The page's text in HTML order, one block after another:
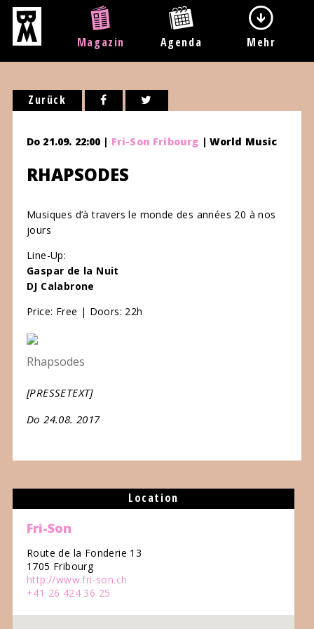
Magazin Agenda Mehr
Zurück
Do 21.09. 22:00 | Fri-Son Fribourg | World Music
RHAPSODES
Musiques d’à travers le monde des années 20 à nos
jours
Line-Up:
Gaspar de la Nuit
DJ Calabrone
Price: Free | Doors: 22h
Rhapsodes
[PRESSETEXT]
Do 24.08. 2017
Location
Fri-Son
Route de la Fonderie 13
1705 Fribourg
http://www.fri-son.ch
+41 26 424 36 25